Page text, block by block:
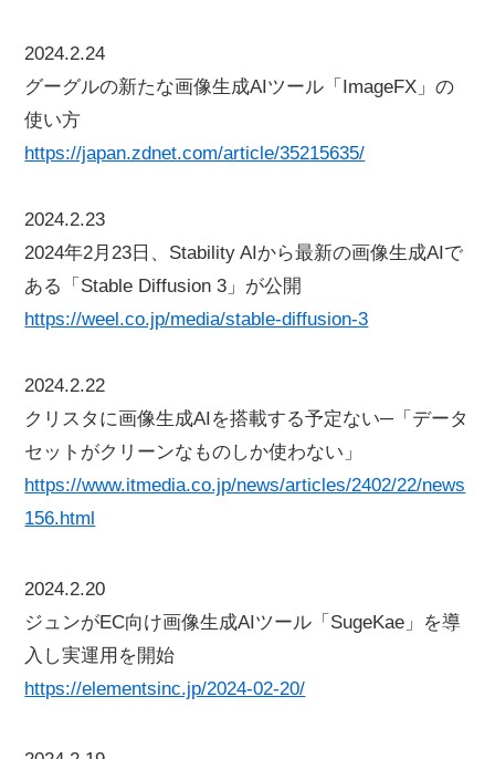
2024.2.24
グーグルの新たな画像生成AIツール「ImageFX」の
使い方
https://japan.zdnet.com/article/35215635/
2024.2.23
2024年2月23日、Stability AIから最新の画像生成AIで
ある「Stable Diffusion 3」が公開
https://weel.co.jp/media/stable-diffusion-3
2024.2.22
クリスタに画像生成AIを搭載する予定ない─「データ
セットがクリーンなものしか使わない」
https://www.itmedia.co.jp/news/articles/2402/22/news
156.html
2024.2.20
ジュンがEC向け画像生成AIツール「SugeKae」を導
入し実運用を開始
https://elementsinc.jp/2024-02-20/